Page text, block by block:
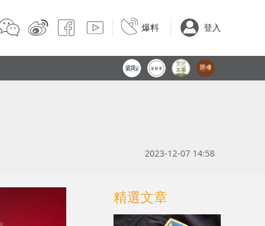
爆料 登入
2023-12-07 14:58
精選文章